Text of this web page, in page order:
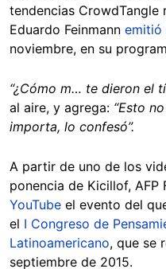
tendencias CrowdTangle
Eduardo Feinmann emitió
noviembre, en su
“¿Cómo m… te dieron el
al aire, y agrega: “Esto
importa, lo confesó”.
A partir de uno de los
ponencia de Kicillof,
YouTube el evento del
el I Congreso de
Latinoamericano, que se
septiembre de 2015.